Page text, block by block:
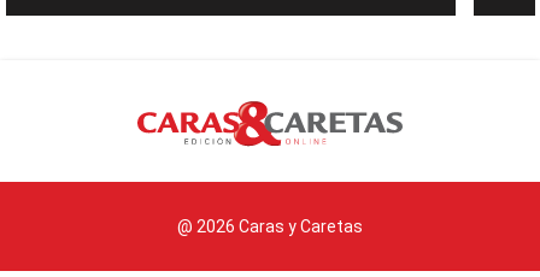
@ 2026 Caras y Caretas